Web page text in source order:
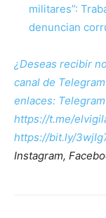
militares”:
denuncian
¿Deseas recibir
canal de
enlaces: Telegram
https://t.me/
https://bit.ly/
Instagram,